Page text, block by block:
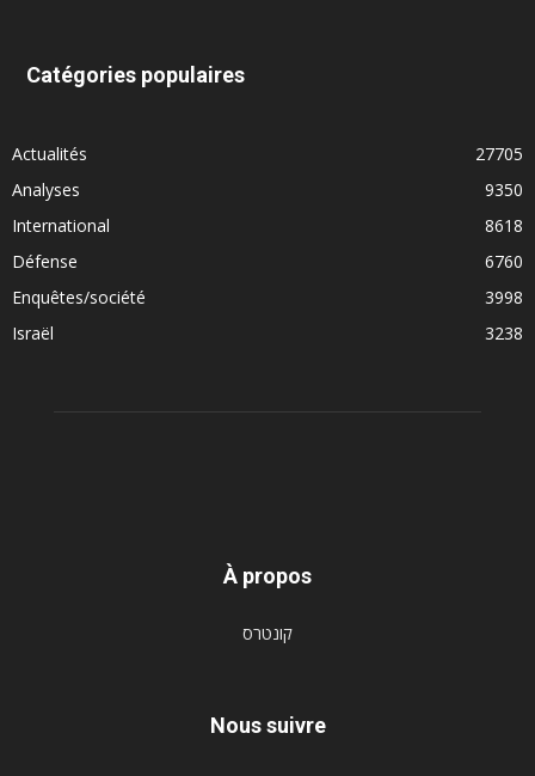
Catégories populaires
Actualités
27705
Analyses
9350
International
8618
Défense
6760
Enquêtes/société
3998
Israël
3238
À propos
קונטרס
Nous suivre